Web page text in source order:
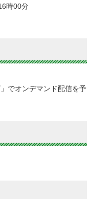
時00分
でオンデマンド配信を予